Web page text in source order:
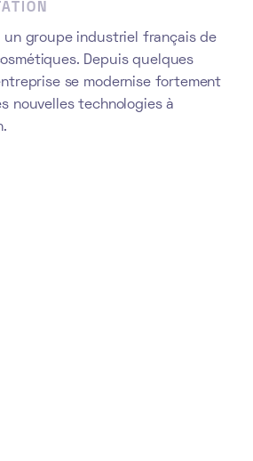
un groupe industriel français de
Depuis quelques
se modernise fortement
nouvelles technologies à